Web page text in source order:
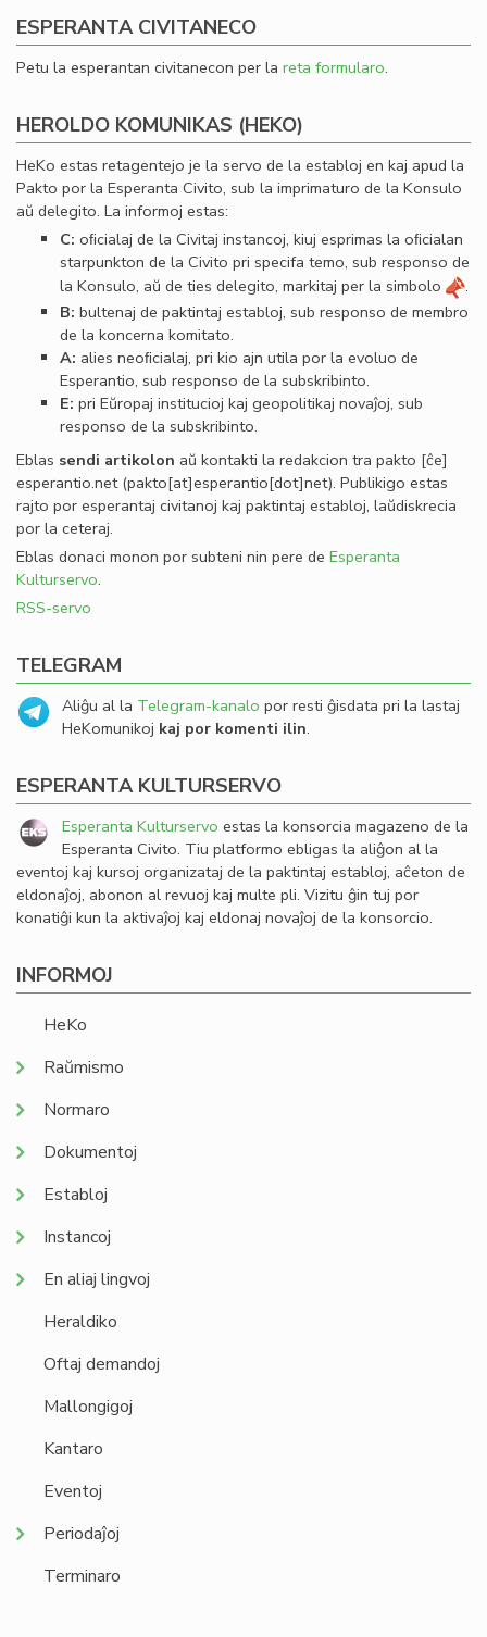
ESPERANTA CIVITANECO
Petu la esperantan civitanecon per la reta formularo.
HEROLDO KOMUNIKAS (HEKO)
HeKo estas retagentejo je la servo de la establoj en kaj apud la
Pakto por la Esperanta Civito, sub la imprimaturo de la Konsulo
aŭ delegito. La informoj estas:
C: oﬁcialaj de la Civitaj instancoj, kiuj esprimas la oﬁcialan
starpunkton de la Civito pri specifa temo, sub responso de
la Konsulo, aŭ de ties delegito, markitaj per la simbolo
.
B: bultenaj de paktintaj establoj, sub responso de membro
de la koncerna komitato.
A: alies neoﬁcialaj, pri kio ajn utila por la evoluo de
Esperantio, sub responso de la subskribinto.
E: pri Eŭropaj institucioj kaj geopolitikaj novaĵoj, sub
responso de la subskribinto.
Eblas sendi artikolon aŭ kontakti la redakcion tra pakto [ĉe]
esperantio.net(pakto[at]esperantio[dot]net). Publikigo estas
rajto por esperantaj civitanoj kaj paktintaj establoj, laŭdiskrecia
por la ceteraj.
Eblas donaci monon por subteni nin pere de Esperanta
Kulturservo.
RSS-servo
TELEGRAM
Aliĝu al la Telegram-kanalo por resti ĝisdata pri la lastaj
HeKomunikoj kaj por komenti ilin.
ESPERANTA KULTURSERVO
Esperanta Kulturservo estas la konsorcia magazeno de la
Esperanta Civito. Tiu platformo ebligas la aliĝon al la
eventoj kaj kursoj organizataj de la paktintaj establoj, aĉeton de
eldonaĵoj, abonon al revuoj kaj multe pli. Vizitu ĝin tuj por
konatiĝi kun la aktivaĵoj kaj eldonaj novaĵoj de la konsorcio.
INFORMOJ
HeKo
Raŭmismo
Normaro
Dokumentoj
Establoj
Instancoj
En aliaj lingvoj
Heraldiko
Oftaj demandoj
Mallongigoj
Kantaro
Eventoj
Periodaĵoj
Terminaro